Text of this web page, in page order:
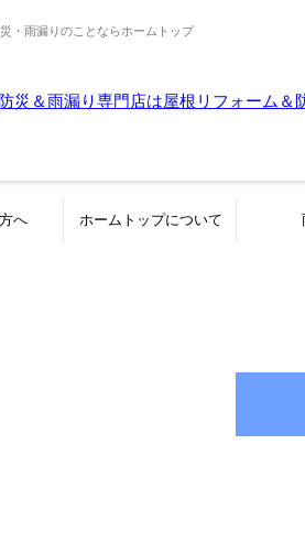
・雨漏りのことならホームトップ
へ ホームトップについて